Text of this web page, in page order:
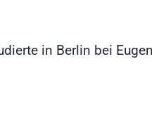
in Berlin bei